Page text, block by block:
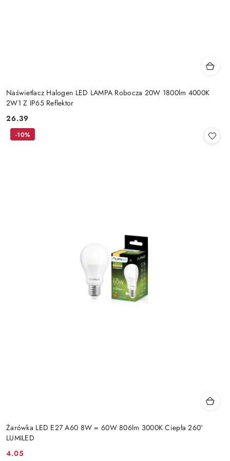
Naświetlacz Halogen LED LAMPA Robocza 20W 1800lm 4000K
2W1 Z IP65 Reflektor
Cena:
26.39
Żarówka LED E27 A60 8W = 60W 806lm 3000K Ciepła 260°
LUMILED
4.05
-10%